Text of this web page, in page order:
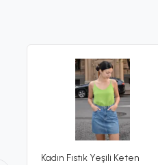
Kadın Fıstık Yeşili Keten